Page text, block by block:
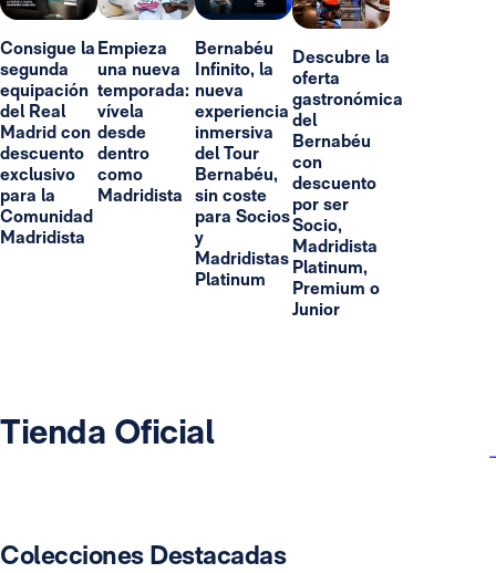
Consigue la
segunda
equipación
del Real
Madrid con
descuento
exclusivo
para la
Comunidad
Madridista
Empieza
una nueva
temporada:
vívela
desde
dentro
como
Madridista
Bernabéu
Infinito, la
nueva
experiencia
inmersiva
del Tour
Bernabéu,
sin coste
para Socios
y
Madridistas
Platinum
Descubre la
oferta
gastronómica
del
Bernabéu
con
descuento
por ser
Socio,
Madridista
Platinum,
Premium o
Junior
Tienda Oficial
Colecciones Destacadas